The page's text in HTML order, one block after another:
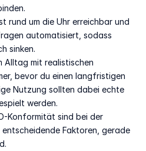
rund um die Uhr erreichbar und
automatisiert, sodass
sinken.
Alltag mit realistischen
bevor du einen langfristigen
Nutzung sollten dabei echte
werden.
Konformität sind bei der
Faktoren, gerade